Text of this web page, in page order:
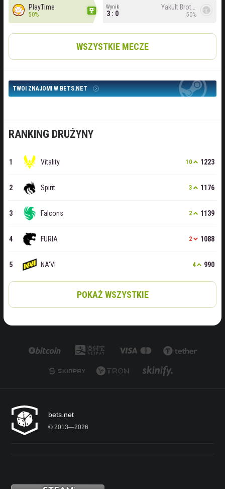
PlayTime
50%
Wynik
3 : 0
Yakult Brothers
50%
WSZYSTKIE MECZE
TWOI ZNAJOMI W BETS.NET
RANKING DRUŻYNY
Vitality 10 1223
Spirit 3 1176
Falcons 2 1139
FURIA 2 1088
NA'VI 4 990
POKAŻ WSZYSTKIE
bets.net
© 2013—2026